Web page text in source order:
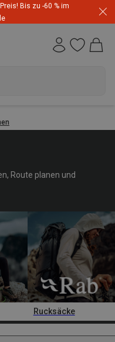
Bis zu -60 % im
Route planen und
Rucksäcke